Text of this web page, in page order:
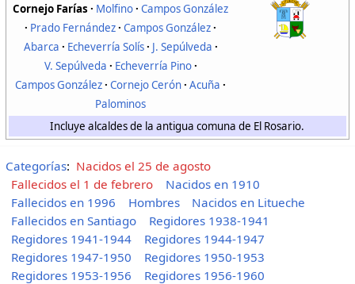
Cornejo Farías
Molfino Campos González
Prado Fernández Campos González
Abarca
Echeverría Solís
J. Sepúlveda
V. Sepúlveda
Echeverría Pino
Campos González Cornejo Cerón Acuña
Palominos
Incluye alcaldes de la antigua comuna de El Rosario.
Categorías: Nacidos el 25 de agosto
Fallecidos el 1 de febrero
Nacidos en 1910
Fallecidos en 1996
Hombres
Nacidos en Litueche
Fallecidos en Santiago
Regidores 1938-1941
Regidores 1941-1944
Regidores 1944-1947
Regidores 1947-1950
Regidores 1950-1953
Regidores 1953-1956
Regidores 1956-1960